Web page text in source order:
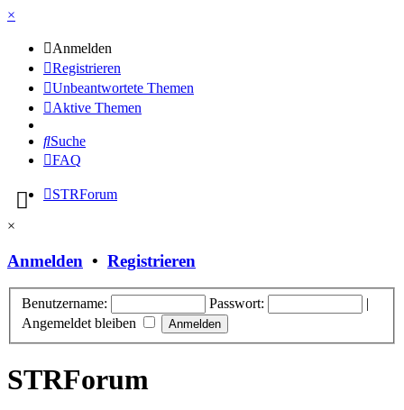
×
Anmelden
Registrieren
Unbeantwortete Themen
Aktive Themen
Suche
FAQ
STRForum
×
Anmelden • Registrieren
Benutzername: Passwort:
|
Angemeldet bleiben
STRForum